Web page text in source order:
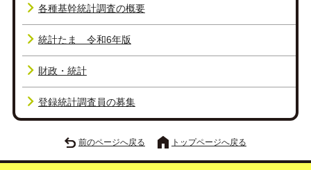
各種基幹統計調査の概要
統計たま 令和6年版
財政・統計
登録統計調査員の募集
前のページへ戻る トップページへ戻る